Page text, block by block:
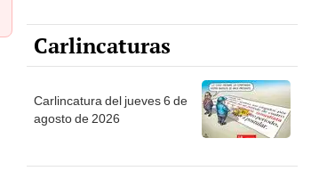
Carlincaturas
Carlincatura del jueves 6 de
agosto de 2026